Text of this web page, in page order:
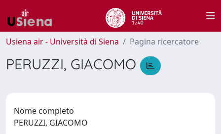
Usiena air - Università di Siena Pagina ricercatore
PERUZZI, GIACOMO
Nome completo
PERUZZI, GIACOMO